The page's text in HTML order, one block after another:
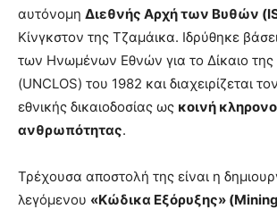
αυτόνομη Διεθνής Αρχή των Βυθών
Κίνγκστον της Τζαμάικα. Ιδρύθηκε
των Ηνωμένων Εθνών για το Δίκαιο
(UNCLOS) του 1982 και διαχειρίζεται
εθνικής δικαιοδοσίας ως κοινή
ανθρωπότητας.
Τρέχουσα αποστολή της είναι η
λεγόμενου «Κώδικα Εξόρυξης»